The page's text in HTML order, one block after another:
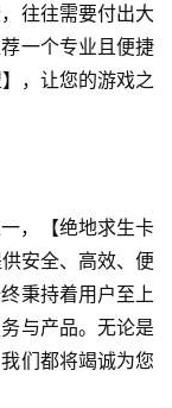
往往需要付出大
一个专业且便捷
，让您的游戏之
，【绝地求生卡
安全、高效、便
秉持着用户至上
与产品。无论是
们都将竭诚为您